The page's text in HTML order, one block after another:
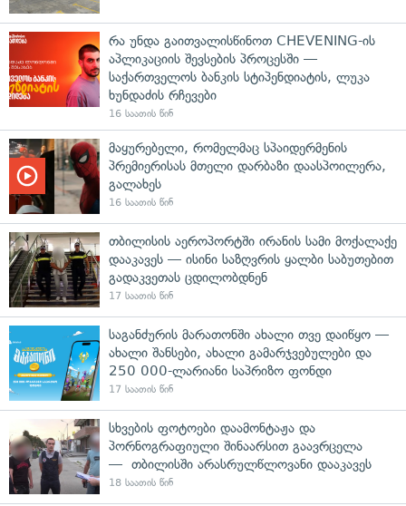
რა უნდა გაითვალისწინოთ CHEVENING-ის
აპლიკაციის შევსების პროცესში —
საქართველოს ბანკის სტიპენდიატის, ლუკა
ხუნდაძის რჩევები
16 საათის წინ
მაყურებელი, რომელმაც სპაიდერმენის
პრემიერისას მთელი დარბაზი დაასპოილერა,
გალახეს
16 საათის წინ
თბილისის აეროპორტში ირანის სამი მოქალაქე
დააკავეს — ისინი საზღვრის ყალბი საბუთებით
გადაკვეთას ცდილობდნენ
17 საათის წინ
საგანძურის მარათონში ახალი თვე დაიწყო —
ახალი შანსები, ახალი გამარჯვებულები და
250 000-ლარიანი საპრიზო ფონდი
17 საათის წინ
სხვების ფოტოები დაამონტაჟა და
პორნოგრაფიული შინაარსით გაავრცელა
— თბილისში არასრულწლოვანი დააკავეს
18 საათის წინ